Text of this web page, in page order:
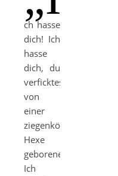
ch hasse
dich! Ich
hasse
dich, du
verficktes
von
einer
ziegenköpfigen
Hexe
geborenes Arschgesicht!
Ich